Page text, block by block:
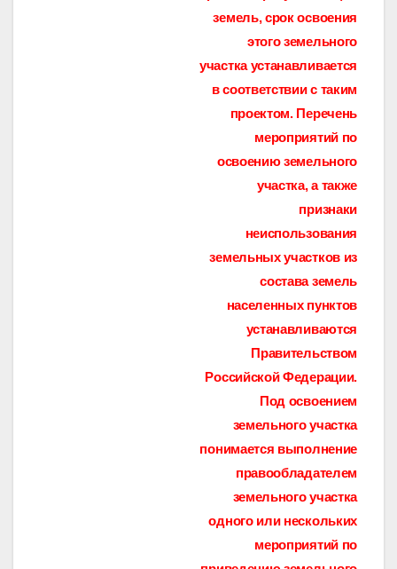
земель, срок освоения
этого земельного
участка устанавливается
в соответствии с таким
проектом. Перечень
мероприятий по
освоению земельного
участка, а также
признаки
неиспользования
земельных участков из
состава земель
населенных пунктов
устанавливаются
Правительством
Российской Федерации.
Под освоением
земельного участка
понимается выполнение
правообладателем
земельного участка
одного или нескольких
мероприятий по